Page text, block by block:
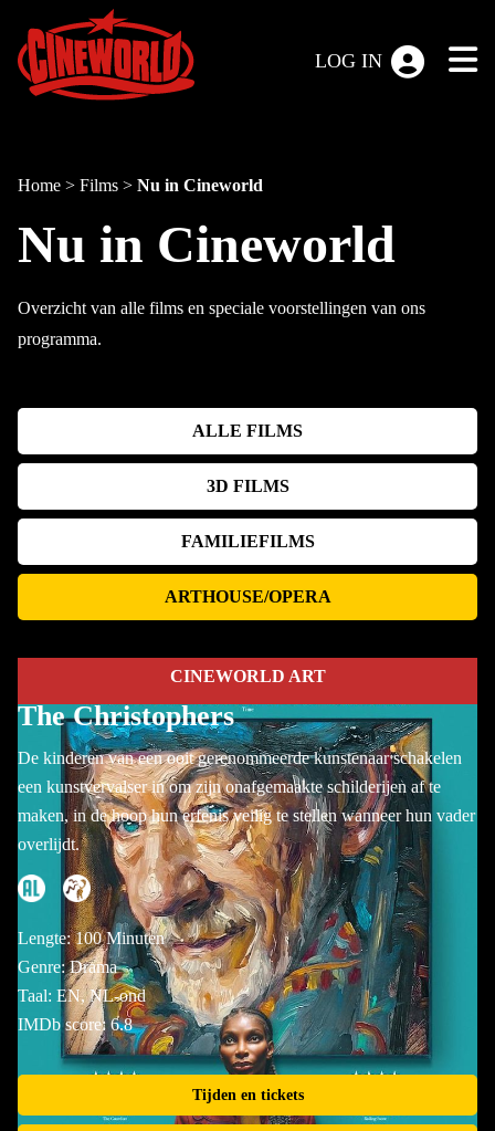
LOG IN
Home > Films > Nu in Cineworld
Nu in Cineworld
Overzicht van alle films en speciale voorstellingen van ons
programma.
ALLE FILMS
3D FILMS
FAMILIEFILMS
ARTHOUSE/OPERA
CINEWORLD ART
The Christophers
De kinderen van een ooit gerenommeerde kunstenaar schakelen
een kunstvervalser in om zijn onafgemaakte schilderijen af te
maken, in de hoop hun erfenis veilig te stellen wanneer hun vader
overlijdt.
Lengte: 100 Minuten
Genre: Drama
Taal: EN, NL-ond
IMDb score: 6.8
Tijden en tickets